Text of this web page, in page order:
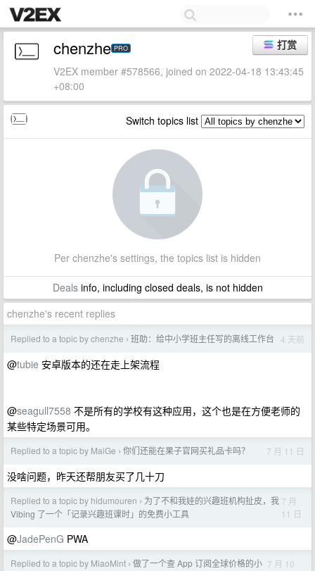
打赏
chenzhe PRO
V2EX member #578566, joined on 2022-04-18 13:43:45
+08:00
Switch topics list
Per chenzhe's settings, the topics list is hidden
Dealsinfo, including closed deals, is not hidden
chenzhe's recent replies
Replied to a topic by chenzhe › 班助：给中小学班主任写的离线工作台 4 天前
@tubie 安卓版本的还在走上架流程
@seagull7558 不是所有的学校有这种应用，这个也是在方便老师的
某些特定场景可用。
Replied to a topic by MaiGe › 你们还能在果子官网买礼品卡吗？ 7 月 11 日
没啥问题，昨天还帮朋友买了几十刀
Replied to a topic by hidumouren › 为了不和我娃的兴趣班机构扯皮，我
Vibing 了一个「记录兴趣班课时」的免费小工具
7 月
11 日
@JadePenG PWA
Replied to a topic by MiaoMint › 做了一个查 App 订阅全球价格的小 7 月 10